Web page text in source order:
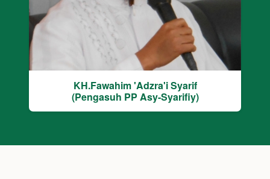
KH.Fawahim 'Adzra'i Syarif
(Pengasuh PP Asy-Syarifiy)